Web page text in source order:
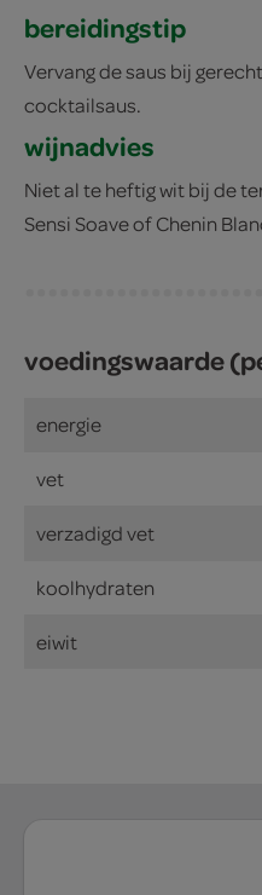
bereidingstip
Vervang de saus bij
cocktailsaus.
wijnadvies
Niet al te heftig wit bij de
Sensi Soave of Chenin
voedingswaarde
energie
vet
verzadigd vet
koolhydraten
eiwit